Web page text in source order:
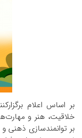
بر اساس اعلام
خلاقیت، هنر و
بر توانمندسازی ذهنی